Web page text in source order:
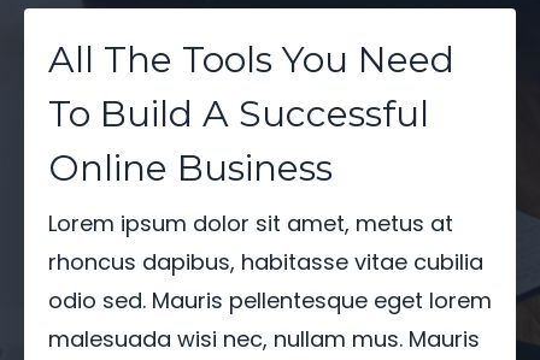
All The Tools You Need
To Build A Successful
Online Business
Lorem ipsum dolor sit amet, metus at
rhoncus dapibus, habitasse vitae cubilia
odio sed. Mauris pellentesque eget lorem
malesuada wisi nec, nullam mus. Mauris